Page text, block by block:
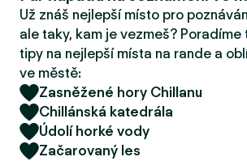
e
r
Už znáš nejlepší místo pro
ale taky, kam je vezmeš? Poradíme
tipy na nejlepší místa na rande a
ve městě:
Zasněžené hory Chillanu
Chillánská katedrála
Údolí horké vody
Začarovaný les